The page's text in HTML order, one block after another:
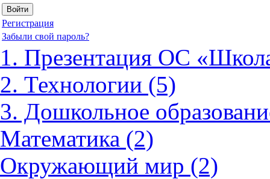
Регистрация
Забыли свой пароль?
1. Презентация ОС
2. Технологии (5)
3. Дошкольное
Математика (2)
Окружающий мир (2)